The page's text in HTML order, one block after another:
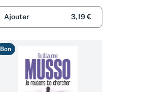
Ajouter 3,19 €
Bon